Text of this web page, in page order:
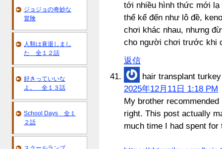
tới nhiều hình thức mới lạ
thể kể đến như lô đề,
chơi khác nhau, nhưng
cho người chơi trước khi
返信
hair transplant
2025年12月11日 1:18 PM
My brother
right. This post actually
much time I had spent
ジョジョの奇妙な
冒険
人類は衰退しまし
た 全１２話
好きっていいな
よ。 全１３話
School Days 全１
２話